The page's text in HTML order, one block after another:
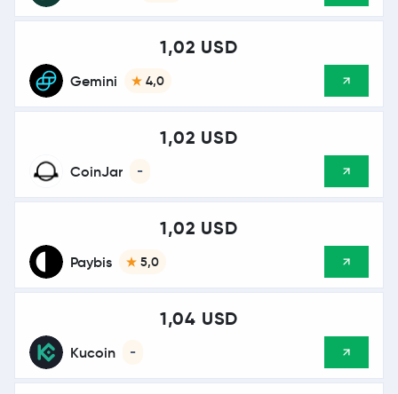
Gemini 4,0
1,02 USD
CoinJar -
1,02 USD
Paybis 5,0
1,02 USD
Kucoin -
1,04 USD